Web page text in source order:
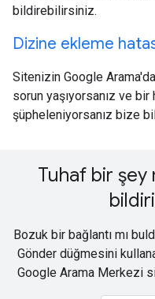
bildirebilirsiniz.
Dizine ekleme
Sitenizin Google
sorun yaşıyorsanız ve
şüpheleniyorsanız bize
Tuhaf bir şey
Bozuk bir bağlantı mı
Gönder düğmesini
Google Arama Merkezi